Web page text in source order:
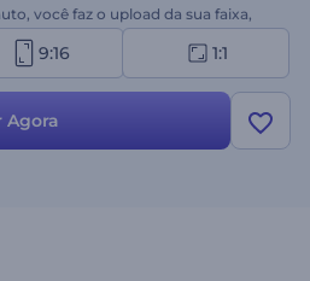
você faz o upload da sua faixa,
de músicas moderno para
ou faixa. Ideal para divulgação
e leve sua música ao próximo nível
Dê uma chance agora!
9:16 1:1
Agora